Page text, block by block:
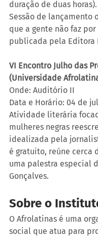
duração de duas horas).
Sessão de lançamento
que a gente não faz
publicada pela Editora
VI Encontro Julho das
(Universidade
Onde: Auditório II
Data e Horário: 04 de
Atividade literária
mulheres negras
idealizada pela
é gratuito, reúne cerca
uma palestra especial
Gonçalves.
Sobre o
O Afrolatinas é uma
social que atua para